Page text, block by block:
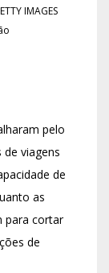
IMAGES
pelo
viagens
de
as
para cortar
de